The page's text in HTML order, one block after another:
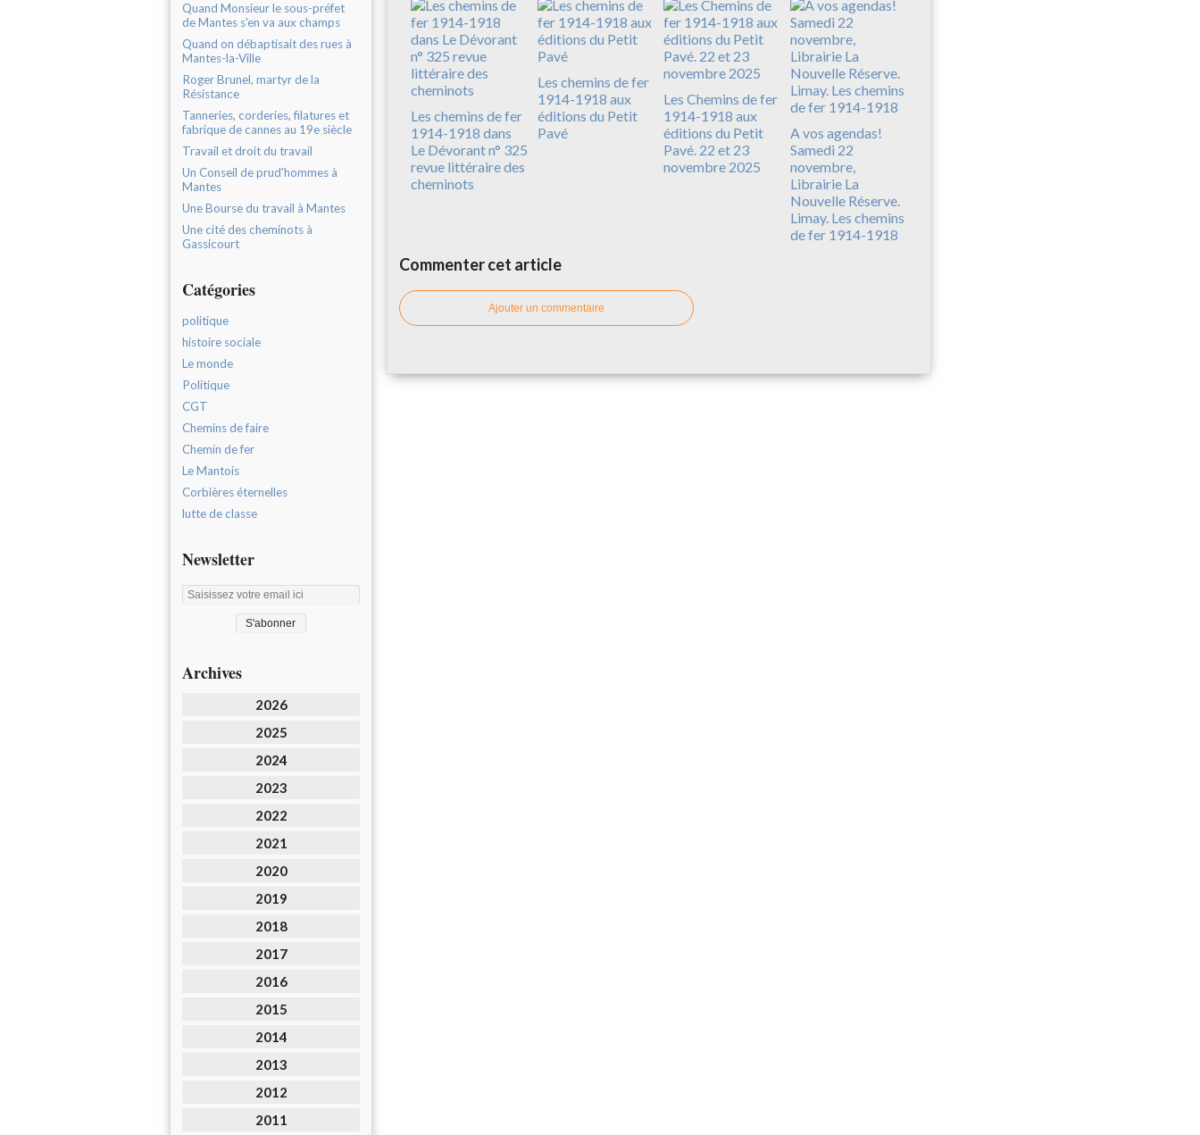
Quand Monsieur le sous-préfet
de Mantes s'en va aux champs
Quand on débaptisait des rues à
Mantes-la-Ville
Roger Brunel, martyr de la
Résistance
Tanneries, corderies, filatures et
fabrique de cannes au 19e siècle
Travail et droit du travail
Un Conseil de prud'hommes à
Mantes
Une Bourse du travail à Mantes
Une cité des cheminots à
Gassicourt
Catégories
politique
histoire sociale
Le monde
Politique
CGT
Chemins de faire
Chemin de fer
Le Mantois
Corbières éternelles
lutte de classe
Newsletter
Archives
2026
2025
2024
2023
2022
2021
2020
2019
2018
2017
2016
2015
2014
2013
2012
2011
Les chemins de fer
1914-1918 dans
Le Dévorant n° 325
revue littéraire des
cheminots
Les chemins de fer
1914-1918 aux
éditions du Petit
Pavé
Les Chemins de fer
1914-1918 aux
éditions du Petit
Pavé. 22 et 23
novembre 2025
A vos agendas!
Samedi 22
novembre,
Librairie La
Nouvelle Réserve.
Limay. Les chemins
de fer 1914-1918
Commenter cet article
Ajouter un commentaire